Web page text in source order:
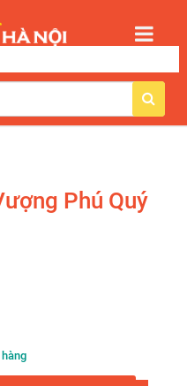
Phú Quý
hàng